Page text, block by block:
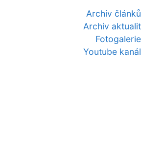
Archiv článků
Archiv aktualit
Fotogalerie
Youtube kanál